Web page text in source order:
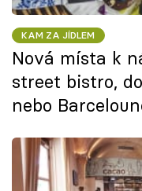
KAM ZA JÍDLEM
Nová místa k
street bistro,
nebo